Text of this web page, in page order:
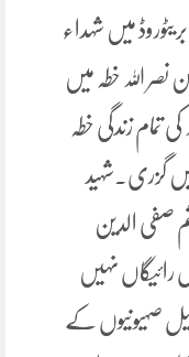
کا کہنا تھا کہ 11 اکتوبر کو بریٹوروڈ میں شہداء
نصر اللہ خطہ میں
تمام زندگی خطہ
گزری۔شہید
صفی الدین
رائیگاں نہیں
صہیونیوں کے